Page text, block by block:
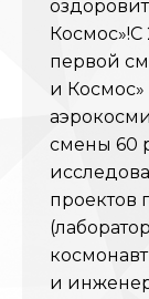
первой
и
смены 60
проектов
и